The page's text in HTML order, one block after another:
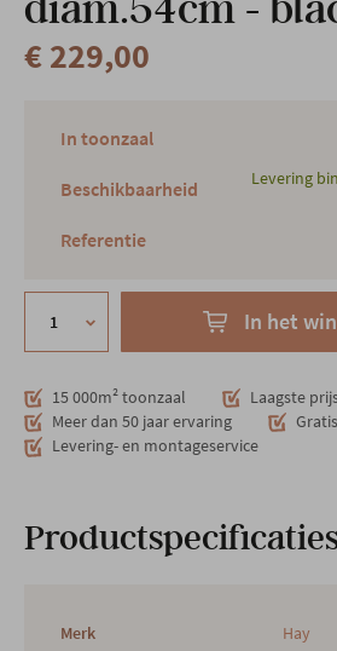
€ 229,00
In toonzaal
Beschikbaarheid
Levering
Referentie
In het
15 000m² toonzaal
Laagste
Meer dan 50 jaar ervaring
Levering- en montageservice
Merk Hay